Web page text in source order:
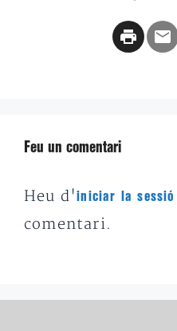
Feu un comentari
Heu d'iniciar la sessió
comentari.